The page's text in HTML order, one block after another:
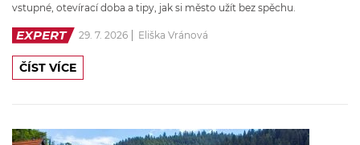
vstupné, otevírací doba a tipy, jak si město užít bez spěchu.
EXPERT 29. 7. 2026 Eliška Vránová
ČÍST VÍCE